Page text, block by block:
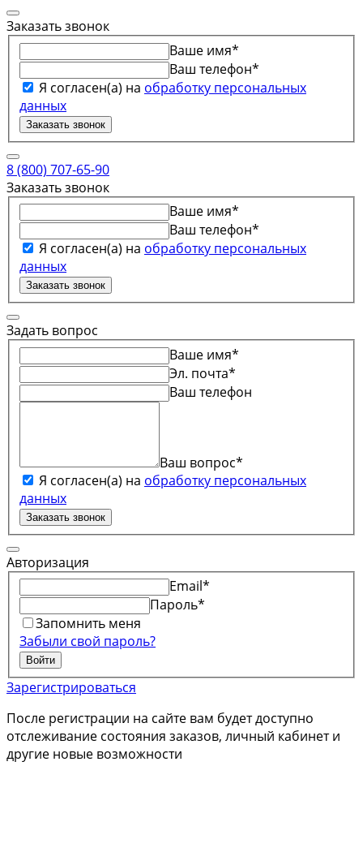
Заказать звонок
Ваше имя*
Ваш телефон*
Я согласен(а) на обработку персональных
данных
Заказать звонок
8 (800) 707-65-90
Заказать звонок
Ваше имя*
Ваш телефон*
Я согласен(а) на обработку персональных
данных
Заказать звонок
Задать вопрос
Ваше имя*
Эл. почта*
Ваш телефон
Ваш вопрос*
Я согласен(а) на обработку персональных
данных
Заказать звонок
Авторизация
Email*
Пароль*
Запомнить меня
Забыли свой пароль?
Войти
Зарегистрироваться
После регистрации на сайте вам будет доступно
отслеживание состояния заказов, личный кабинет и
другие новые возможности